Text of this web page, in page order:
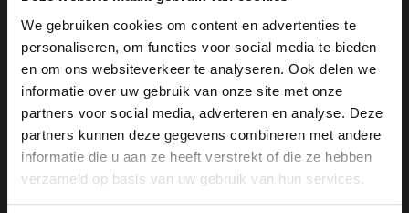
We gebruiken cookies om content en advertenties te
personaliseren, om functies voor social media te bieden
en om ons websiteverkeer te analyseren. Ook delen we
informatie over uw gebruik van onze site met onze
partners voor social media, adverteren en analyse. Deze
partners kunnen deze gegevens combineren met andere
informatie die u aan ze heeft verstrekt of die ze hebben
verzameld op basis van uw gebruik van hun services.
Carrière
Dubbelman heeft meerdere functies gehad binnen de
motorsport. Zo had ze een managementrol binnen het
FIA Formule 3 European Championship en in 2017
begon ze met haar werk bij de Fédération
Internationale. Halverwege 2022 kwam ze bij race
WELKOM BIJ GRAND PRIX RADIO
Ben je 24 jaar of ouder?
Pas je advertentie instellingen aan en klik hieronder om
door te gaan naar de website!
Advertentie instellingen